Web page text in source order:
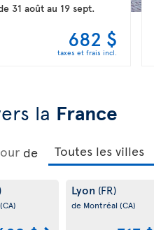
31 aoûtau 19 sept.
682 $
taxes et frais incl.
la France
de
(CA)
Lyon (FR)
de Montréal (CA)